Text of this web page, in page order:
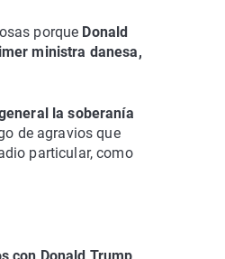
porque Donald
ministra danesa,
la soberanía
de agravios que
particular, como